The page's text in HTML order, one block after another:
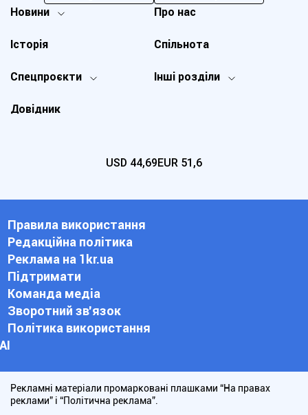
Новини
Спецпроєкти Інші розділи
Історія
Про нас
Довідник
Спільнота
USD 44,69EUR 51,6
Правила використання
Редакційна політика
Реклама на 1kr.ua
Підтримати
Команда медіа
Зворотний зв'язок
Політика використання
АІ
Рекламні матеріали промарковані плашками “На правах
реклами” і “Політична реклама”.